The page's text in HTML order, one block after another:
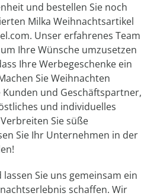
und bestellen Sie noch
Milka Weihnachtsartikel
Unser erfahrenes Team
Ihre Wünsche umzusetzen
Ihre Werbegeschenke ein
Sie Weihnachten
und Geschäftspartner,
und individuelles
Sie süße
Sie Ihr Unternehmen in der
Sie uns gemeinsam ein
schaffen. Wir